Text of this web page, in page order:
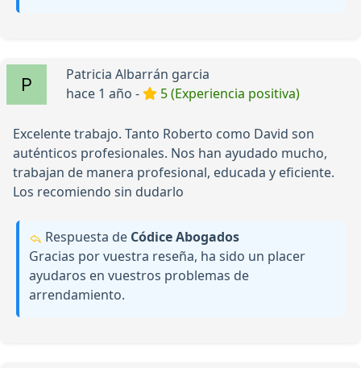
Patricia Albarrán garcia
hace 1 año -
5 (Experiencia positiva)
Excelente trabajo. Tanto Roberto como David son
auténticos profesionales. Nos han ayudado mucho,
trabajan de manera profesional, educada y eficiente.
Los recomiendo sin dudarlo
Respuesta de Códice Abogados
Gracias por vuestra reseña, ha sido un placer
ayudaros en vuestros problemas de
arrendamiento.